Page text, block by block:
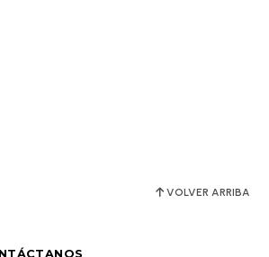
VOLVER ARRIBA